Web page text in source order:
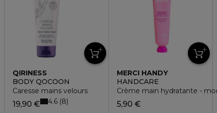
QIRINESS
BODY QOCOON
Caresse mains velours
19,90 € 4.6 8
MERCI HANDY
HANDCARE
Crème main hydratante -
5,90 €